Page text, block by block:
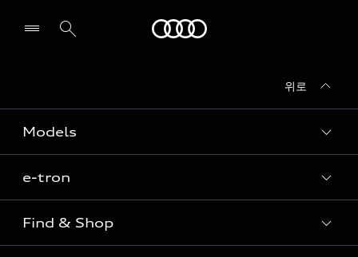
위로
Models
Sedan
SUV
Coupe
e-tron
e-tron
Find & Shop